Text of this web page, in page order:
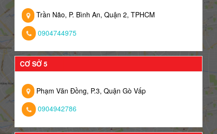
Trần Não, P. Bình An, Quận 2, TPHCM
0904744975
CƠ SỞ 5
Phạm Văn Đồng, P.3, Quận Gò Vấp
0904942786